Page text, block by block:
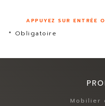
APPUYEZ SUR ENTRÉE
* Obligatoire
Mobilier